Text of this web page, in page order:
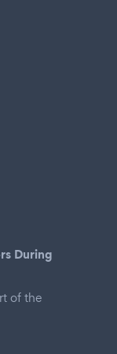
During
of the